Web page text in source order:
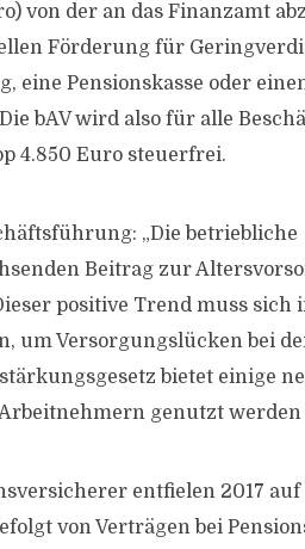
von der an das Finanzamt
Förderung für
Pensionskasse oder
bAV wird also für alle
4.850 Euro steuerfrei.
„Die betriebliche
Beitrag zur
positive Trend muss sich
um Versorgungslücken bei
bietet einige
genutzt werden
entfielen 2017 auf
von Verträgen bei